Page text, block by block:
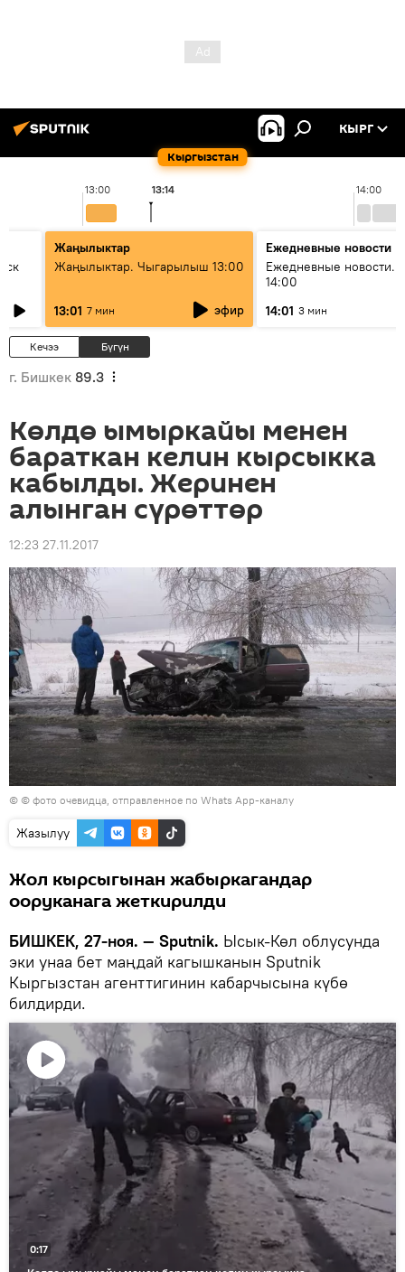
Кыргызстан
КЫРГ
13:00 14:00
13:14
Жаңылыктар
Жаңылыктар. Чыгарылыш 13:00
13:01 7 мин эфир
Ежедневные новости
Ежедневные новости.
14:00
14:01 3 мин
Кечээ Бүгүн
г. Бишкек 89.3
Көлдө ымыркайы менен
бараткан келин кырсыкка
кабылды. Жеринен
алынган сүрөттөр
12:23 27.11.2017
© © фото очевидца, отправленное по Whats App-каналу
Жазылуу
Жол кырсыгынан жабыркагандар
ооруканага жеткирилди
БИШКЕК, 27-ноя. — Sputnik. Ысык-Көл облусунда
эки унаа бет маңдай кагышканын Sputnik
Кыргызстан агенттигинин кабарчысына күбө
билдирди.
Видеону
көрсөтүү
0:17